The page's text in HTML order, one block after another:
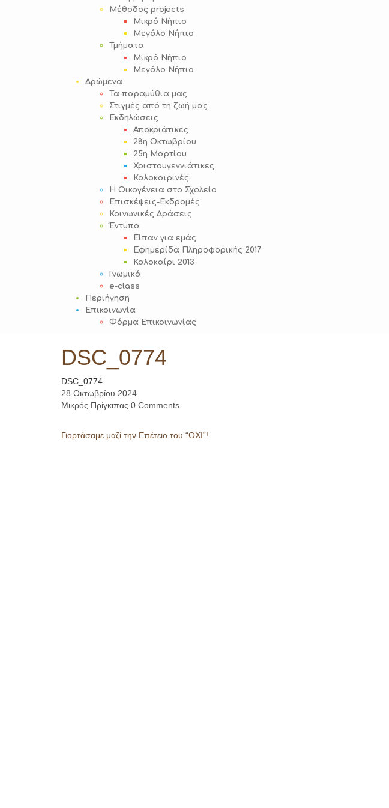
Μέθοδος projects
Μικρό Νήπιο
Μεγάλο Νήπιο
Τμήματα
Μικρό Νήπιο
Μεγάλο Νήπιο
Δρώμενα
Τα παραμύθια μας
Στιγμές από τη ζωή μας
Εκδηλώσεις
Αποκριάτικες
28η Οκτωβρίου
25η Μαρτίου
Χριστουγεννιάτικες
Καλοκαιρινές
Η Οικογένεια στο Σχολείο
Επισκέψεις-Εκδρομές
Κοινωνικές Δράσεις
Έντυπα
Είπαν για εμάς
Εφημερίδα Πληροφορικής 2017
Καλοκαίρι 2013
Γνωμικά
e-class
Περιήγηση
Επικοινωνία
Φόρμα Επικοινωνίας
DSC_0774
DSC_0774
28 Οκτωβρίου 2024
Μικρός Πρίγκιπας 0 Comments
Post
Γιορτάσαμε μαζί την Επέτειο του “ΟΧΙ”!